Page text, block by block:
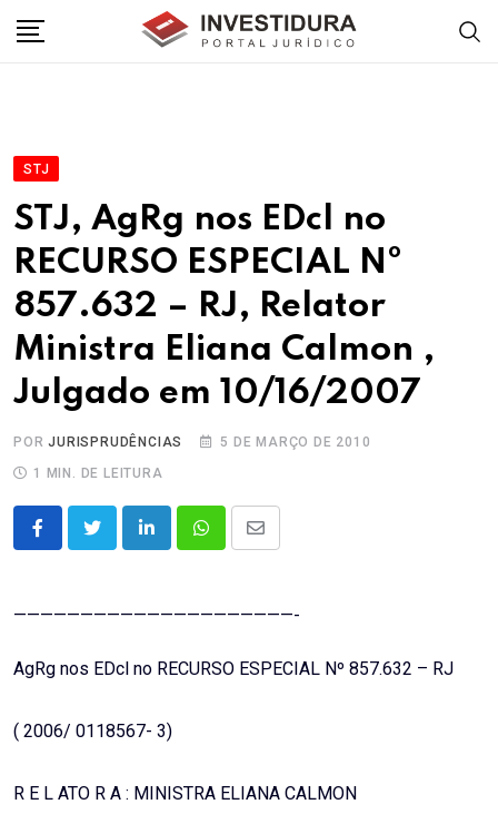
STJ
STJ, AgRg nos EDcl no
RECURSO ESPECIAL Nº
857.632 – RJ, Relator
Ministra Eliana Calmon ,
Julgado em 10/16/2007
PORJURISPRUDÊNCIAS
5 DE MARÇO DE 2010
1 MIN. DE LEITURA
LinkedInWhatsappShare
—————————————————————-
AgRg nos EDcl no RECURSO ESPECIAL Nº 857.632 – RJ
( 2006/ 0118567- 3)
R E L ATO R A : MINISTRA ELIANA CALMON